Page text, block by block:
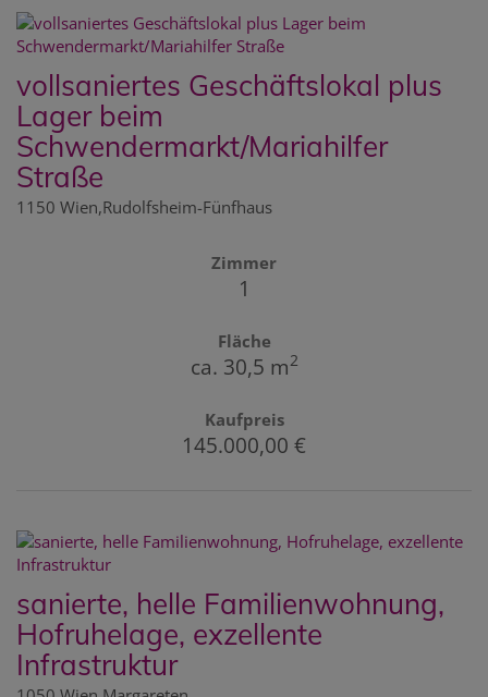
vollsaniertes Geschäftslokal plus
Lager beim
Schwendermarkt/Mariahilfer
Straße
1150 Wien,Rudolfsheim-Fünfhaus
Zimmer
1
Fläche
ca. 30,5 m2
Kaufpreis
145.000,00 €
sanierte, helle Familienwohnung,
Hofruhelage, exzellente
Infrastruktur